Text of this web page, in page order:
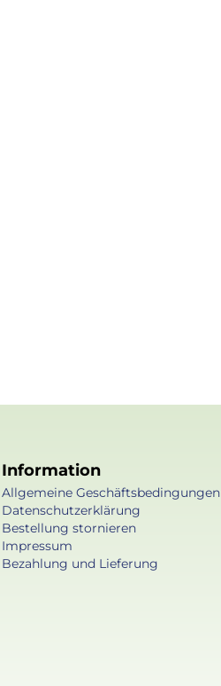
Information
Allgemeine Geschäftsbedingungen
Datenschutzerklärung
Bestellung stornieren
Impressum
Bezahlung und Lieferung